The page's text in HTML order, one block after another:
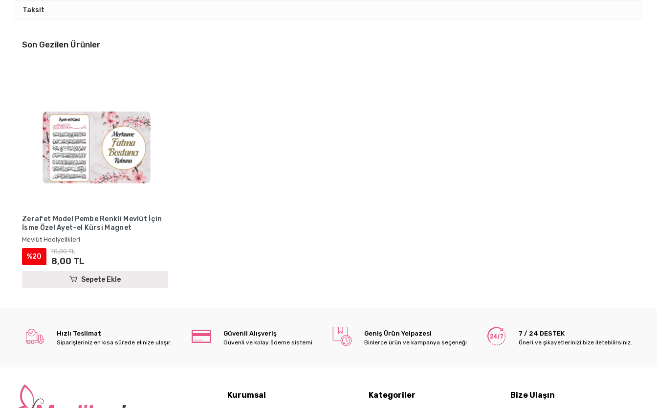
Taksit
Son Gezilen Ürünler
Zerafet Model Pembe Renkli Mevlüt İçin
İsme Özel Ayet-el Kürsi Magnet
Mevlüt Hediyelikleri
%20
10,00 TL
8,00 TL
Sepete Ekle
Hızlı Teslimat
Siparişleriniz en kısa sürede elinize ulaşır.
Güvenli Alışveriş
Güvenli ve kolay ödeme sistemi
Geniş Ürün Yelpazesi
Binlerce ürün ve kampanya seçeneği
7 / 24 DESTEK
Öneri ve şikayetlerinizi bize iletebilirsiniz.
Kurumsal Kategoriler Bize Ulaşın